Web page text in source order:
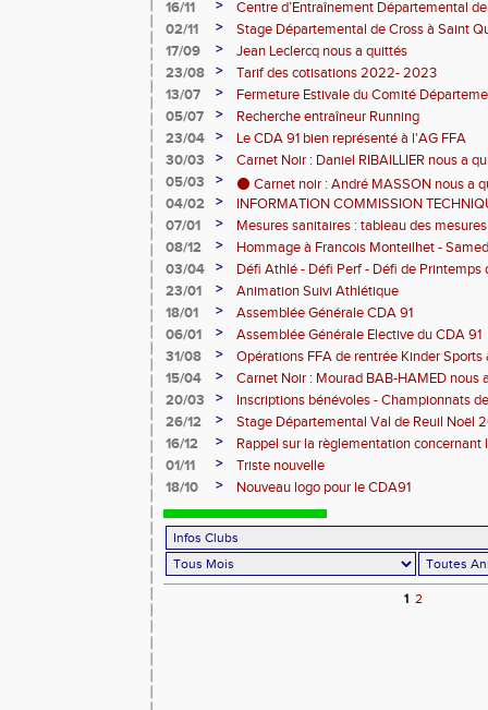
16/11
>
Centre d’Entraînement Départemental de
02/11
>
Stage Départemental de Cross à Saint
octobre au 04 novembre )
17/09 >
Jean Leclercq nous a quittés
23/08
>
Tarif des cotisations 2022- 2023
13/07
>
Fermeture Estivale du Comité
05/07
>
Recherche entraîneur Running
23/04
>
Le CDA 91 bien représenté à l'AG FFA
30/03
>
Carnet Noir : Daniel RIBAILLIER nous a
05/03
>
⚫ Carnet noir : André MASSON nous a
04/02
>
INFORMATION COMMISSION
07/01
>
Mesures sanitaires : tableau des
08/12
>
Hommage à Francois Monteilhet -
03/04
>
Défi Athlé - Défi Perf - Défi de Printemps
23/01
>
Animation Suivi Athlétique
18/01
>
Assemblée Générale CDA 91
06/01
>
Assemblée Générale Elective du CDA 91
31/08
>
Opérations FFA de rentrée Kinder Sports
15/04
>
Carnet Noir : Mourad BAB-HAMED nous
20/03
>
Inscriptions bénévoles - Championnats
Juillet 2020
26/12 >
Stage Départemental Val de Reuil Noël
résumés
16/12 >
Rappel sur la règlementation concernant
Cadettes/Cadets
01/11 >
Triste nouvelle
18/10
> Nouveau logo pour le CDA91
1 2